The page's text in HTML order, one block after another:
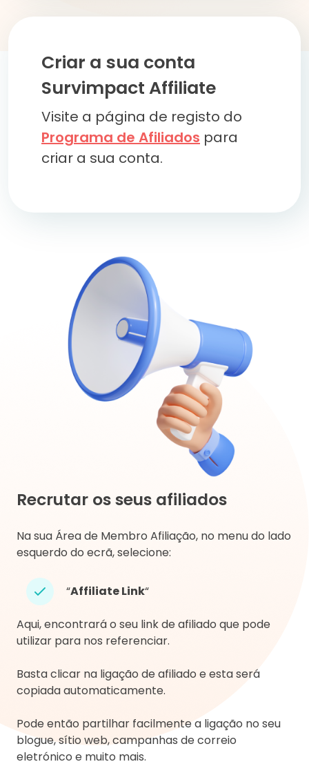
Criar a sua conta
Survimpact Affiliate
Visite a página de registo do
Programa de Afiliados para
criar a sua conta.
Recrutar os seus afiliados
Na sua Área de Membro Afiliação, no menu do lado
esquerdo do ecrã, selecione:
“Affiliate Link“
Aqui, encontrará o seu link de afiliado que pode
utilizar para nos referenciar.
Basta clicar na ligação de afiliado e esta será
copiada automaticamente.
Pode então partilhar facilmente a ligação no seu
blogue, sítio web, campanhas de correio
eletrónico e muito mais.